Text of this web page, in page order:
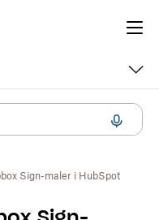
Sign-maler i HubSpot